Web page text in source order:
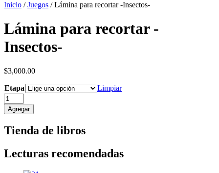
Inicio /Juegos / Lámina para recortar -Insectos-
Lámina para recortar -
Insectos-
$3,000.00
Etapa
Limpiar
Lámina
para
recortar
Insectos-
Agregar
Tienda de libros
Lecturas recomendadas